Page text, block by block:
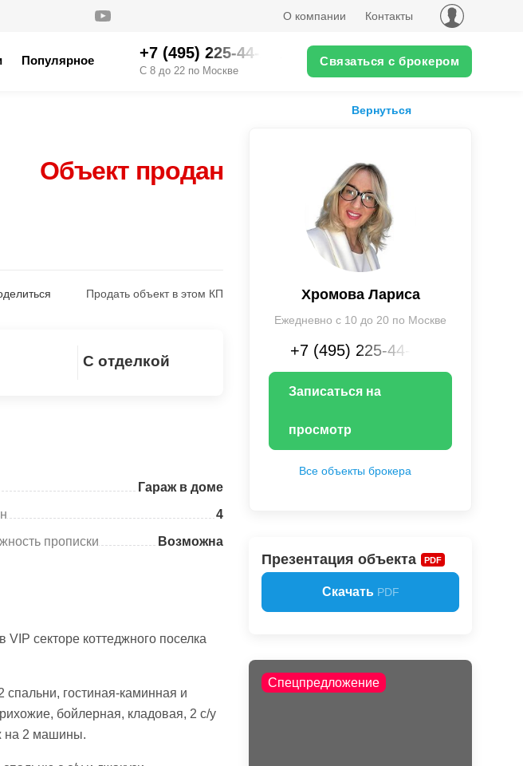
О компании Контакты
Популярное +7 (495) 225-44-XX
С 8 до 22 по Москве
Связаться с брокером
Вернуться
Объект продан
Скопировать ссылку
Продать объект в этом КП
С отделкой
Гараж в доме
4
прописки
Возможна
секторе коттеджного поселка
гостиная-каминная и
бойлерная, кладовая, 2 с/у
на 2 машины.
Хромова Лариса
Ежедневно с 10 до 20 по Москве
+7 (495) 225-44-XX
Записаться на
просмотр
Все объекты брокера
Презентация объекта PDF
Скачать PDF
Спецпредложение